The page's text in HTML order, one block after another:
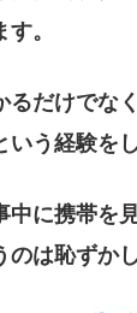
。
るだけでな
いう経験を
中に携帯を
は恥ずか